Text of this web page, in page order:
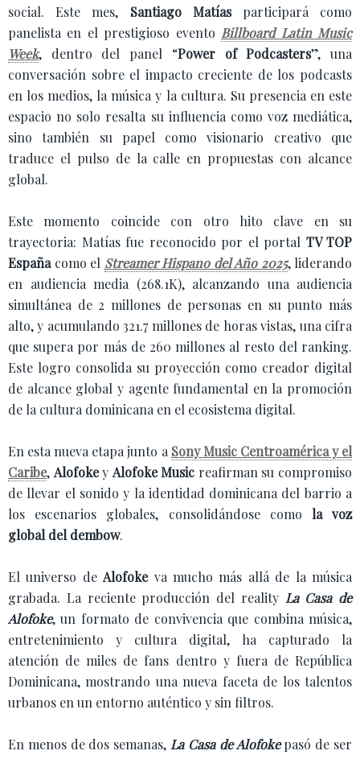
social. Este mes, Santiago Matíasparticipará como
panelista en el prestigioso evento Billboard Latin Music
Week, dentro del panel “Power of Podcasters”, una
conversación sobre el impacto creciente de los podcasts
en los medios, la música y la cultura. Su presencia en este
espacio no solo resalta su influencia como voz mediática,
sino también su papel como visionario creativo que
traduce el pulso de la calle en propuestas con alcance
global.
Este momento coincide con otro hito clave en su
trayectoria: Matías fue reconocido por el portal TV TOP
Españacomo el Streamer Hispano del Año 2025, liderando
en audiencia media (268.1K), alcanzando una audiencia
simultánea de 2 millones de personas en su punto más
alto, y acumulando 321.7 millones de horas vistas, una cifra
que supera por más de 260 millones al resto del ranking.
Este logro consolida su proyección como creador digital
de alcance global y agente fundamental en la promoción
de la cultura dominicana en el ecosistema digital.
En esta nueva etapa junto a Sony Music Centroamérica y el
Caribe, Alofokey Alofoke Music reafirman su compromiso
de llevar el sonido y la identidad dominicana del barrio a
los escenarios globales, consolidándose como la voz
global del dembow.
El universo deAlofokeva mucho más allá de la música
grabada. La reciente producción del reality La Casa de
Alofoke, un formato de convivencia que combina música,
entretenimiento y cultura digital, ha capturado la
atención de miles de fans dentro y fuera de República
Dominicana, mostrando una nueva faceta de los talentos
urbanos en un entorno auténtico y sin filtros.
En menos de dos semanas, La Casa de Alofokepasó de ser